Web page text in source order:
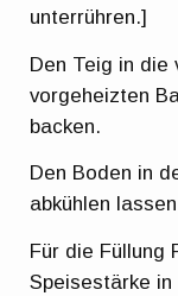
unterrühren.]
Den Teig in die
vorgeheizten
backen.
Den Boden in
abkühlen
Für die Füllung
Speisestärke in